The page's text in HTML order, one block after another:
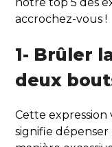
accrochez-vous !
1- Brûler
deux
Cette
signifie dépenser